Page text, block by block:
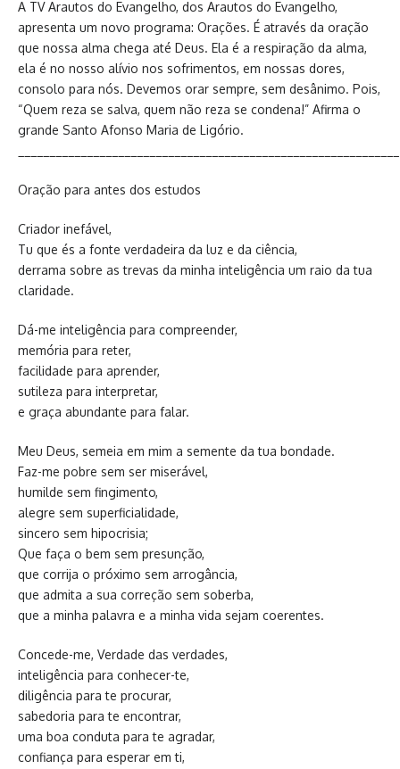
A TV Arautos do Evangelho, dos Arautos do Evangelho,
apresenta um novo programa: Orações. É através da oração
que nossa alma chega até Deus. Ela é a respiração da alma,
ela é no nosso alívio nos sofrimentos, em nossas dores,
consolo para nós. Devemos orar sempre, sem desânimo. Pois,
“Quem reza se salva, quem não reza se condena!” Afirma o
grande Santo Afonso Maria de Ligório.
Oração para antes dos estudos
Criador inefável,
Tu que és a fonte verdadeira da luz e da ciência,
derrama sobre as trevas da minha inteligência um raio da tua
claridade.
Dá-me inteligência para compreender,
memória para reter,
facilidade para aprender,
sutileza para interpretar,
e graça abundante para falar.
Meu Deus, semeia em mim a semente da tua bondade.
Faz-me pobre sem ser miserável,
humilde sem fingimento,
alegre sem superficialidade,
sincero sem hipocrisia;
Que faça o bem sem presunção,
que corrija o próximo sem arrogância,
que admita a sua correção sem soberba,
que a minha palavra e a minha vida sejam coerentes.
Concede-me, Verdade das verdades,
inteligência para conhecer-te,
diligência para te procurar,
sabedoria para te encontrar,
uma boa conduta para te agradar,
confiança para esperar em ti,